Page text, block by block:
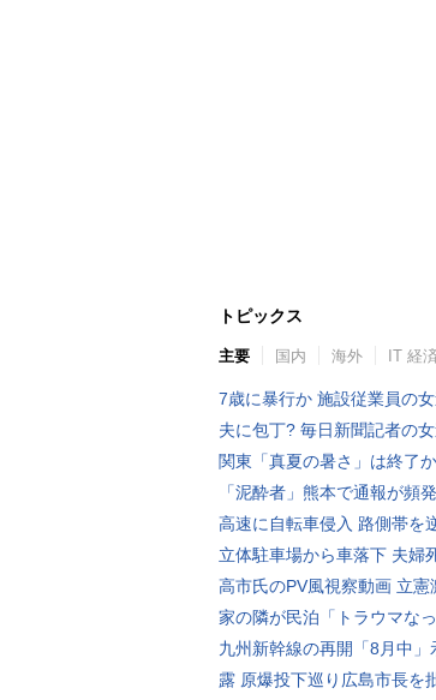
トピックス
主要 国内 海外 IT 経済
7歳に暴行か 施設従業員の
夫に包丁? 毎日新聞記者の
関東「真夏の暑さ」は終了か
「泥酔者」熊本で通報が頻
高速に自転車侵入 路側帯を
立体駐車場から車落下 夫婦
高市氏のPV風視察動画 立憲
家の隣が民泊「トラウマなっ
九州新幹線の再開「8月中」
露 原爆投下巡り広島市長を